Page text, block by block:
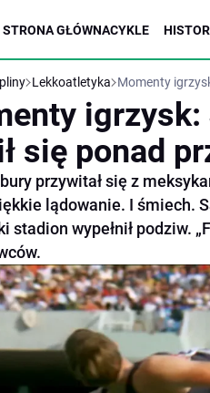
STRONA GŁÓWNACYKLE
Lekkoatletyka Momenty
się ponad
przywitał się z
lądowanie. I śmiech.
stadion wypełnił podziw.